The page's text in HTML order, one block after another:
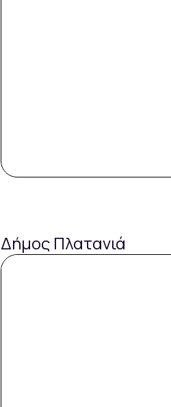
Δήμος Πλατανιά